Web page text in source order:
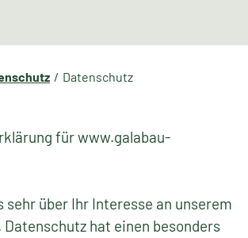
Datenschutz
für www.galabau-
sehr über Ihr Interesse an unserem
hat einen besonders